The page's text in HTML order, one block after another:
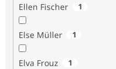
Ellen Fischer 1
Else Müller 1
Elva Frouz 1